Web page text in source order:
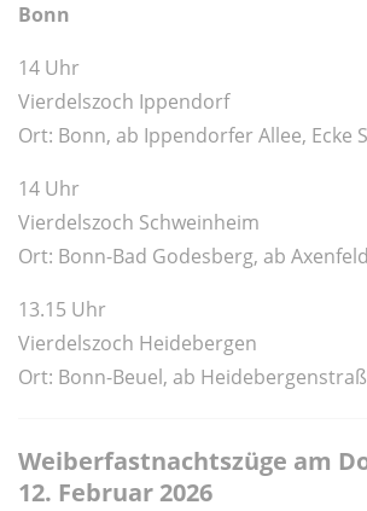
Bonn
14 Uhr
Vierdelszoch Ippendorf
Ort: Bonn, ab Ippendorfer Allee, Ecke
14 Uhr
Vierdelszoch Schweinheim
Ort: Bonn-Bad Godesberg, ab
13.15 Uhr
Vierdelszoch Heidebergen
Ort: Bonn-Beuel, ab
Weiberfastnachtszüge am
12. Februar 2026